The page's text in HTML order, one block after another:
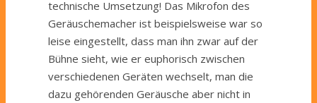
technische Umsetzung! Das Mikrofon des
Geräuschemacher ist beispielsweise war so
leise eingestellt, dass man ihn zwar auf der
Bühne sieht, wie er euphorisch zwischen
verschiedenen Geräten wechselt, man die
dazu gehörenden Geräusche aber nicht in